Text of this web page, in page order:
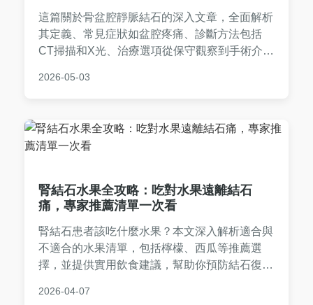
這篇關於骨盆腔靜脈結石的深入文章，全面解析
其定義、常見症狀如盆腔疼痛、診斷方法包括
CT掃描和X光、治療選項從保守觀察到手術介
供詳細表格比較和常見問答，幫助讀者了解骨盆
素、生活建議和個人經驗分享，旨在解決所有相
關疑問。
2026-05-03
腎結石水果全攻略：吃對水果遠離結石
痛，專家推薦清單一次看
腎結石患者該吃什麼水果？本文深入解析適合與
不適合的水果清單，包括檸檬、西瓜等推薦選
擇，並提供實用飲食建議，幫助你預防結石復
問。
2026-04-07